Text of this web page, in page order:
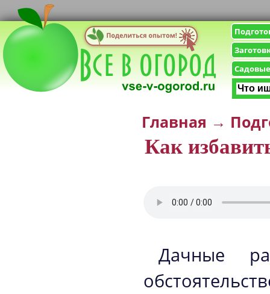
Главная →
Как
Дачные